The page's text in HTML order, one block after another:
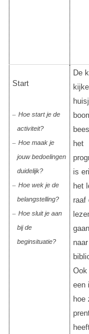
Start
– Hoe start je de
activiteit?
– Hoe maak je
jouw bedoelingen
duidelijk?
– Hoe wek je de
belangstelling?
– Hoe sluit je aan
bij de
beginsituatie?
De
het
is
het
raaf
Ook
een
hoe